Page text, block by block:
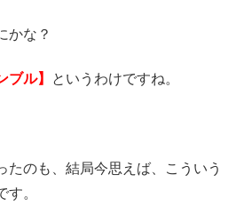
かな？
ブル】 というわけですね。
たのも、結局今思えば、こういう
。